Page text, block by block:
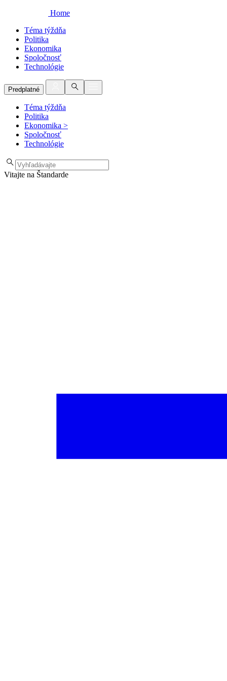
Home
Téma týždňa
Politika
Ekonomika
Spoločnosť
Technológie
Predplatné
Téma týždňa
Politika
Ekonomika >
Spoločnosť
Technológie
Vitajte na Štandarde